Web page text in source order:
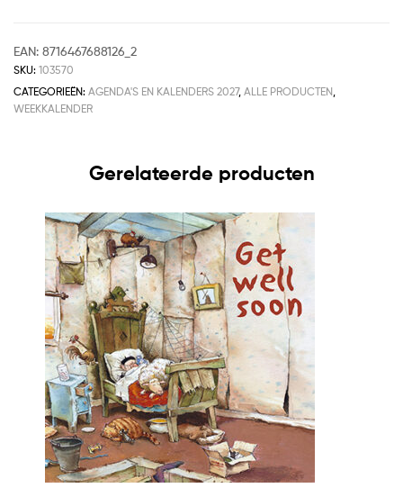
EAN: 8716467688126_2
SKU: 103570
CATEGORIEËN: AGENDA'S EN KALENDERS 2027, ALLE PRODUCTEN
WEEKKALENDER
Gerelateerde producten